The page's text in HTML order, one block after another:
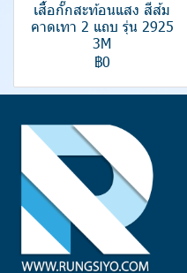
เสื้อกั๊กสะท้อนแสง สีส้ม
คาดเทา 2 แถบ รุ่น 2925
3M
฿0